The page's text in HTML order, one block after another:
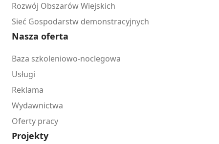
Rozwój Obszarów Wiejskich
Sieć Gospodarstw demonstracyjnych
Nasza oferta
Baza szkoleniowo-noclegowa
Usługi
Reklama
Wydawnictwa
Oferty pracy
Projekty